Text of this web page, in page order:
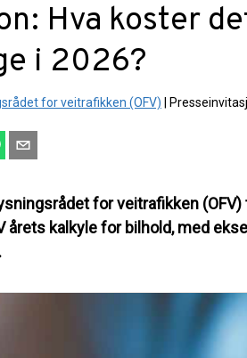
Hva koster
i 2026?
for veitrafikken (OFV)
for veitrafikken (OFV)
kalkyle for bilhold, med